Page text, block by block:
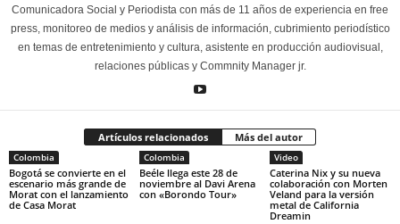
Comunicadora Social y Periodista con más de 11 años de experiencia en free
press, monitoreo de medios y análisis de información, cubrimiento periodístico
en temas de entretenimiento y cultura, asistente en producción audiovisual,
relaciones públicas y Commnity Manager jr.
Artículos relacionados Más del autor
Colombia
Bogotá se convierte en el
escenario más grande de
Morat con el lanzamiento
de Casa Morat
Colombia
Beéle llega este 28 de
noviembre al Davi Arena
con «Borondo Tour»
Video
Caterina Nix y su nueva
colaboración con Morten
Veland para la versión
metal de California
Dreamin